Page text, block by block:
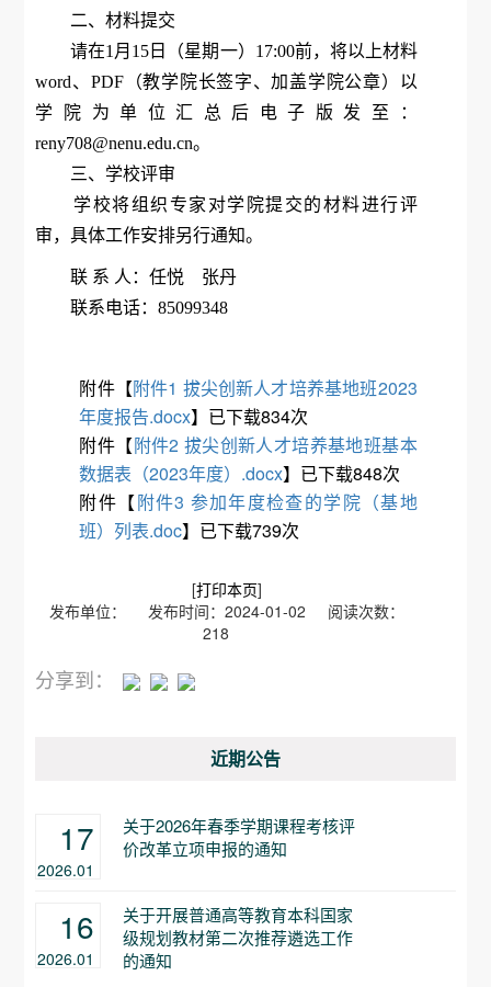
二、材料提交
请在1月15日（星期一）17:00前，将以上材料
word、PDF（教学院长签字、加盖学院公章）以
学院为单位汇总后电子版发至：
reny708@nenu.edu.cn。
三、学校评审
学校将组织专家对学院提交的材料进行评
审，具体工作安排另行通知。
联 系 人：任悦 张丹
联系电话：85099348
附件【附件1 拔尖创新人才培养基地班2023
年度报告.docx】已下载834次
附件【附件2 拔尖创新人才培养基地班基本
数据表（2023年度）.docx】已下载848次
附件【附件3 参加年度检查的学院（基地
班）列表.doc】已下载739次
[打印本页]
发布单位： 发布时间：2024-01-02 阅读次数：
218
分享到：
近期公告
17
2026.01
关于2026年春季学期课程考核评
价改革立项申报的通知
16
2026.01
关于开展普通高等教育本科国家
级规划教材第二次推荐遴选工作
的通知